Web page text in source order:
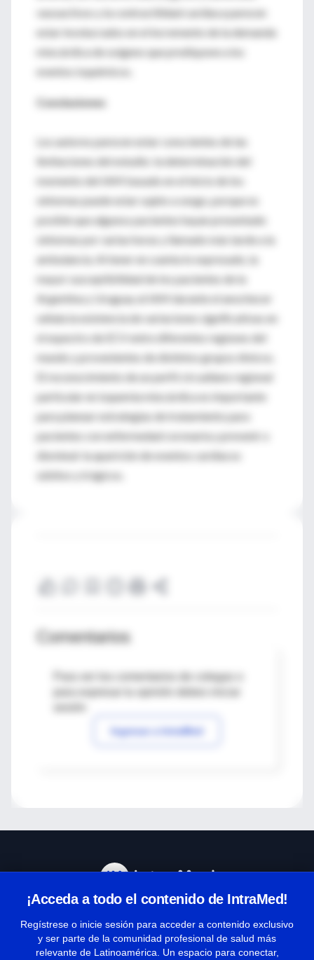
vasoactivos y la contractilidad cardíaca parecen
estar involucrados en el incremento de la demanda
miocárdica de oxígeno que predispone a los
eventos isquémicos.
Conclusiones
Los autores parecen estar conscientes de las
limitaciones del estudio: la determinación del
momento del IAM basado en el inicio de los
síntomas puede estar sujeto a sesgo, porque es
posible que algunos pacientes hayan presentado
síntomas por varias horas y llamado más tarde a la
ambulancia. Al tener en cuenta lo expresado, la
mayor susceptibilidad de los pacientes de la
Argentina y Uruguay al IAM durante el anochecer
señala la existencia de variaciones significativas en
el espectro de ECV entre diferentes regiones del
mundo y provenientes de distintos grupos étnicos.
El reconocimiento de un perfil circadiano regional
particular en isquemia miocárdica es importante
para planear estrategias de tratamiento para
pacientes con enfermedad coronaria y prevenir o
disminuir la aparición de eventos cardíacos
súbitos y trágicos.
Comentarios
Para ver los comentarios de colegas o
Ingresar a IntraMed
¡Acceda a todo el contenido de IntraMed!
Regístrese o inicie sesión para acceder a contenido exclusivo
y ser parte de la comunidad profesional de salud más
relevante de Latinoamérica. Un espacio para conectar,